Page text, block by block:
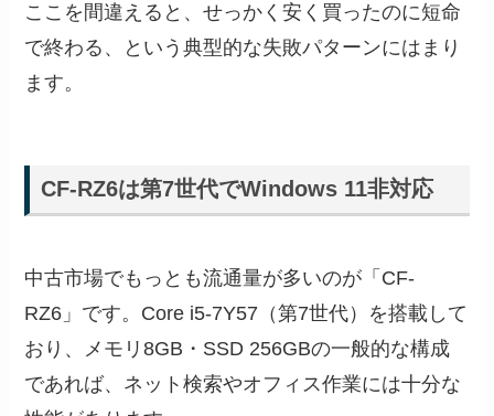
ここを間違えると、せっかく安く買ったのに短命
で終わる、という典型的な失敗パターンにはまり
ます。
CF-RZ6は第7世代でWindows 11非対応
中古市場でもっとも流通量が多いのが「CF-
RZ6」です。Core i5-7Y57（第7世代）を搭載して
おり、メモリ8GB・SSD 256GBの一般的な構成
であれば、ネット検索やオフィス作業には十分な